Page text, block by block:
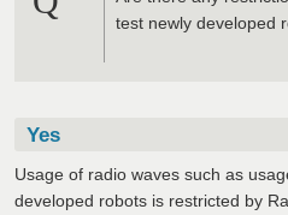
test newly developed
Yes
Usage of radio waves such as
developed robots is restricted by